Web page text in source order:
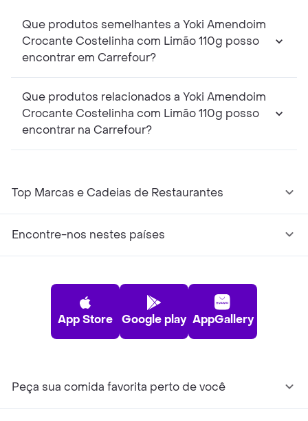
Que produtos semelhantes a Yoki Amendoim
Crocante Costelinha com Limão 110g posso
encontrar em Carrefour?
Que produtos relacionados a Yoki Amendoim
Crocante Costelinha com Limão 110g posso
encontrar na Carrefour?
Top Marcas e Cadeias de Restaurantes
Encontre-nos nestes países
App Store Google play AppGallery
Peça sua comida favorita perto de você